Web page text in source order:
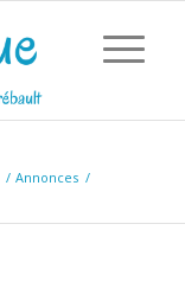
/ Annonces /